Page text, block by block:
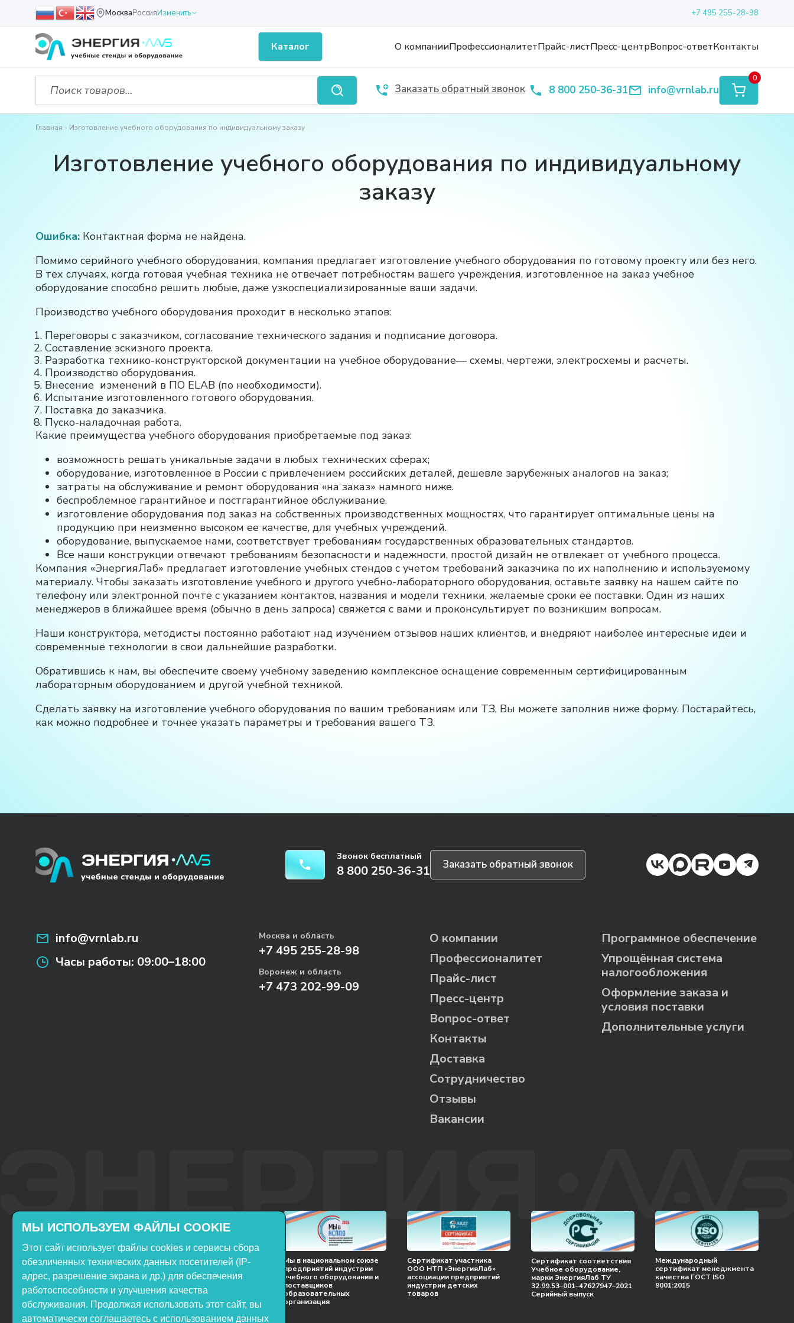
МоскваРоссияИзменить +7 495 255-28-98
Каталог О компанииПрофессионалитетПрайс-листПресс-центрВопрос-ответКонтакты
Заказать обратный звонок 8 800 250-36-31 info@vrnlab.ru
0
Главная Изготовление учебного оборудования по индивидуальному заказу
Изготовление учебного оборудования по индивидуальному
заказу
Ошибка: Контактная форма не найдена.
Помимо серийного учебного оборудования, компания предлагает изготовление учебного оборудования по готовому проекту или без него.
В тех случаях, когда готовая учебная техника не отвечает потребностям вашего учреждения, изготовленное на заказ учебное
оборудование способно решить любые, даже узкоспециализированные ваши задачи.
Производство учебного оборудования проходит в несколько этапов:
Переговоры с заказчиком, согласование технического задания и подписание договора.
Составление эскизного проекта.
Разработка технико-конструкторской документации на учебное оборудование— схемы, чертежи, электросхемы и расчеты.
Производство оборудования.
Внесение изменений в ПО ELAB (по необходимости).
Испытание изготовленного готового оборудования.
Поставка до заказчика.
Пуско-наладочная работа.
Какие преимущества учебного оборудования приобретаемые под заказ:
возможность решать уникальные задачи в любых технических сферах;
оборудование, изготовленное в России с привлечением российских деталей, дешевле зарубежных аналогов на заказ;
затраты на обслуживание и ремонт оборудования «на заказ» намного ниже.
беспроблемное гарантийное и постгарантийное обслуживание.
изготовление оборудования под заказ на собственных производственных мощностях, что гарантирует оптимальные цены на
продукцию при неизменно высоком ее качестве, для учебных учреждений.
оборудование, выпускаемое нами, соответствует требованиям государственных образовательных стандартов.
Все наши конструкции отвечают требованиям безопасности и надежности, простой дизайн не отвлекает от учебного процесса.
Компания «ЭнергияЛаб» предлагает изготовление учебных стендов с учетом требований заказчика по их наполнению и используемому
материалу. Чтобы заказать изготовление учебного и другого учебно-лабораторного оборудования, оставьте заявку на нашем сайте по
телефону или электронной почте с указанием контактов, названия и модели техники, желаемые сроки ее поставки. Один из наших
менеджеров в ближайшее время (обычно в день запроса) свяжется с вами и проконсультирует по возникшим вопросам.
Наши конструктора, методисты постоянно работают над изучением отзывов наших клиентов, и внедряют наиболее интересные идеи и
современные технологии в свои дальнейшие разработки.
Обратившись к нам, вы обеспечите своему учебному заведению комплексное оснащение современным сертифицированным
лабораторным оборудованием и другой учебной техникой.
Сделать заявку на изготовление учебного оборудования по вашим требованиям или ТЗ, Вы можете заполнив ниже форму. Постарайтесь,
как можно подробнее и точнее указать параметры и требования вашего ТЗ.
Звонок бесплатный
8 800 250-36-31 Заказать обратный звонок
info@vrnlab.ru
Часы работы: 09:00–18:00
Москва и область
+7 495 255-28-98
Воронеж и область
+7 473 202-99-09
О компании
Профессионалитет
Прайс-лист
Пресс-центр
Вопрос-ответ
Контакты
Доставка
Сотрудничество
Отзывы
Вакансии
Программное обеспечение
Упрощённая система
налогообложения
Оформление заказа и
условия поставки
Дополнительные услуги
Включён в реестр
Продукция НТП
«ЭнергияЛаб» включена в
реестр Минпромторга РФ
Мы в национальном союзе
предприятий индустрии
учебного оборудования и
поставщиков
образовательных
организация
Сертификат участника
ООО НТП «ЭнергияЛаб»
ассоциации предприятий
индустрии детских
товаров
Сертификат соответствия
Учебное оборудование,
марки ЭнергияЛаб ТУ
32.99.53–001–47627947–2021
Серийный выпуск
Международный
сертификат менеджмента
качества ГОСТ ISO
9001:2015
МЫ ИСПОЛЬЗУЕМ ФАЙЛЫ COOKIE
Этот сайт использует файлы cookies и сервисы сбора
обезличенных технических данных посетителей (IP-
адрес, разрешение экрана и др.) для обеспечения
работоспособности и улучшения качества
обслуживания. Продолжая использовать этот сайт, вы
автоматически соглашаетесь с использованием данных